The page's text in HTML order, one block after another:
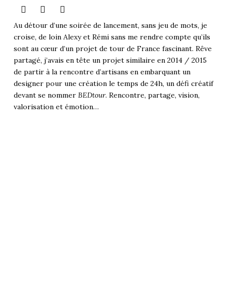
Au détour d’une soirée de lancement, sans jeu de mots, je
croise, de loin Alexy et Rémi sans me rendre compte qu’ils
sont au cœur d’un projet de tour de France fascinant. Rêve
partagé, j’avais en tête un projet similaire en 2014 / 2015
de partir à la rencontre d’artisans en embarquant un
designer pour une création le temps de 24h, un défi créatif
devant se nommer BEDtour. Rencontre, partage, vision,
valorisation et émotion…